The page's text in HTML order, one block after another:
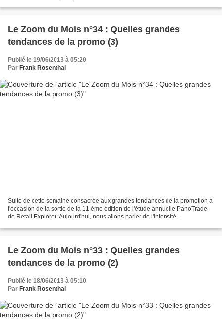
Le Zoom du Mois n°34 : Quelles grandes
tendances de la promo (3)
Publié le 19/06/2013 à 05:20
Par Frank Rosenthal
Suite de cette semaine consacrée aux grandes tendances de la promotion à
l'occasion de la sortie de la 11 ème édition de l'étude annuelle PanoTrade
de Retail Explorer. Aujourd'hui, nous allons parler de l'intensité
Le Zoom du Mois n°33 : Quelles grandes
tendances de la promo (2)
Publié le 18/06/2013 à 05:10
Par Frank Rosenthal